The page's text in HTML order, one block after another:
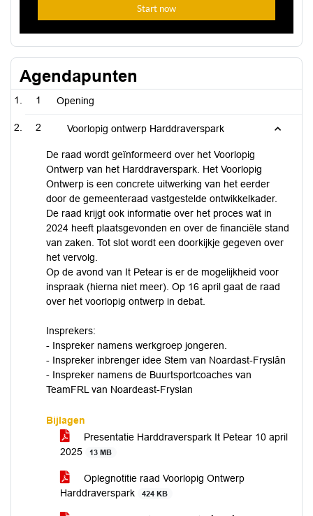
Agendapunten
1 Opening
2 Voorlopig ontwerp Harddraverspark
De raad wordt geïnformeerd over het Voorlopig
Ontwerp van het Harddraverspark. Het Voorlopig
Ontwerp is een concrete uitwerking van het eerder
door de gemeenteraad vastgestelde ontwikkelkader.
De raad krijgt ook informatie over het proces wat in
2024 heeft plaatsgevonden en over de financiële stand
van zaken. Tot slot wordt een doorkijkje gegeven over
het vervolg.
Op de avond van It Petear is er de mogelijkheid voor
inspraak (hierna niet meer). Op 16 april gaat de raad
over het voorlopig ontwerp in debat.
Insprekers:
- Inspreker namens werkgroep jongeren.
- Inspreker inbrenger idee Stem van Noardast-Fryslân
- Inspreker namens de Buurtsportcoaches van
TeamFRL van Noardeast-Fryslan
Bijlagen
Presentatie Harddraverspark It Petear 10 april
2025
13 MB
Oplegnotitie raad Voorlopig Ontwerp
Harddraverspark
424 KB